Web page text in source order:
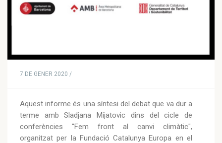
7 DE GENER 2020 /
Aquest informe és una síntesi del debat que va dur a
terme amb Sladjana Mijatovic dins del cicle de
conferències "Fem front al canvi climàtic",
organitzat per la Fundació Catalunya Europa en el